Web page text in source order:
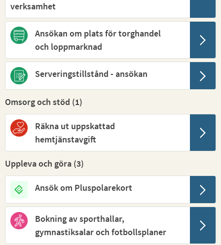
verksamhet
Ansökan om plats för torghandel
och loppmarknad
Serveringstillstånd - ansökan
Omsorg och stöd (1)
Räkna ut uppskattad
hemtjänstavgift
Uppleva och göra (3)
Ansök om Pluspolarekort
Bokning av sporthallar,
gymnastiksalar och fotbollsplaner